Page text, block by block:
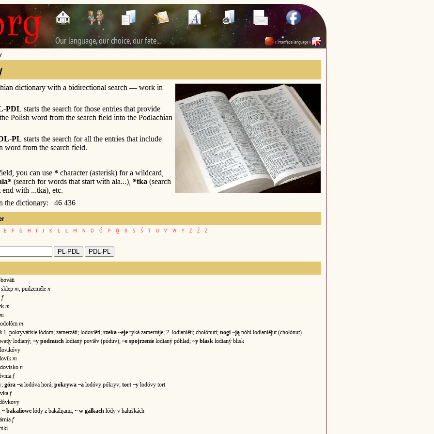
Our language, our choice, our fate... « interface language »
dictionary with a bidirectional search — work in
PDL starts the search for those entries that provide
Polish word from the search field into the Podlachian
PL starts the search for all the entries that include
word from the search field.
you can use * character (asterisk) for a wildcard,
(search for words that start with ala...), *tka (search
with ...tka), etc.
the dictionary: 46 436
E F G H I J K L Ł M N O Ó P Q R S Ś T U V W Y Z Ź Ż
sklep m; pudzeméle n
f
m
m
m
1. pokryvátisie lódom; zamerzáti; lodoviêti; rzeka ~eje ryká zamerzáje; 2. lodianiêti; chołónuti; nogi ~ją nóhi lodianiêjut (chołónut)
lodianý; ~y podmuch lodianý poviêv (póduv); ~e spojrzenie lodianý póhlad; ~y blask lodianý blisk
m
n
f
góra ~a lodóva horá; pokrywa ~a lodóvy pókryv; tort ~y lodóvy tort
f
~ bakaliowe lódy z bakálijami; ~ w gałkach lódy v hałuškách
f